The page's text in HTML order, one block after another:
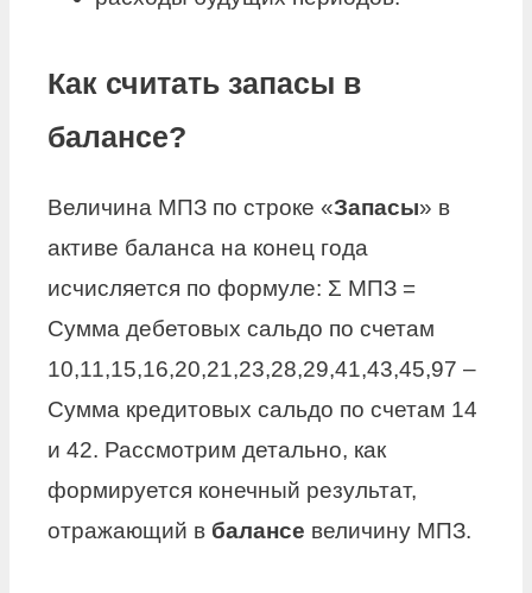
Как считать запасы в
балансе?
Величина МПЗ по строке «Запасы» в
активе баланса на конец года
исчисляется по формуле: Ʃ МПЗ =
Сумма дебетовых сальдо по счетам
10,11,15,16,20,21,23,28,29,41,43,45,97 –
Сумма кредитовых сальдо по счетам 14
и 42. Рассмотрим детально, как
формируется конечный результат,
отражающий в балансе величину МПЗ.